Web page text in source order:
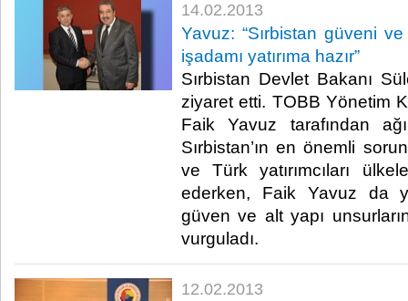
14.02.2013
Yavuz: “Sırbistan güveni
işadamı yatırıma hazır”
Sırbistan Devlet Bakanı
ziyaret etti. TOBB Yönetim
Faik Yavuz tarafından
Sırbistan’ın en önemli
ve Türk yatırımcıları
ederken, Faik Yavuz da
güven ve alt yapı
vurguladı.​ ​
12.02.2013